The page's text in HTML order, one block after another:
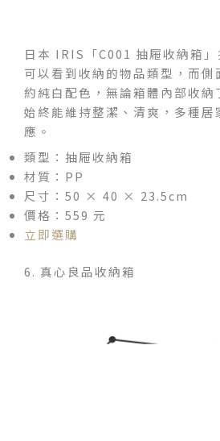
日本 IRIS「C001 抽屜收納箱」
可以看到收納的物品類型，而側
約純白配色，無論箱體內部收納
始終能維持整潔、清爽，多種居
應。
類型：抽屜收納箱
材質：PP
尺寸：50 × 40 × 23.5cm
價格：559 元
立即選購
6. 真心良品收納箱